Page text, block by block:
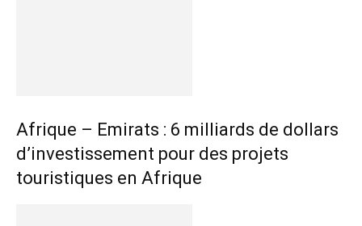
Afrique – Emirats : 6 milliards de dollars
d’investissement pour des projets
touristiques en Afrique